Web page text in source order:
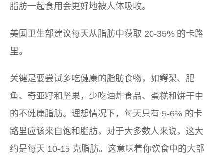
脂肪一起食用会更好地被人体吸收。
美国卫生部建议每天从脂肪中获取 20-35% 的卡路
里。
关键是要尝试多吃健康的脂肪食物，如鳄梨、肥
鱼、奇亚籽和坚果，少吃油炸食品、蛋糕和饼干中
的不健康脂肪。理想情况下，每天只有 5-6% 的卡
路里应该来自饱和脂肪，对于大多数人来说，这大
约是每天 10-15 克脂肪。这意味着你饮食中的大部